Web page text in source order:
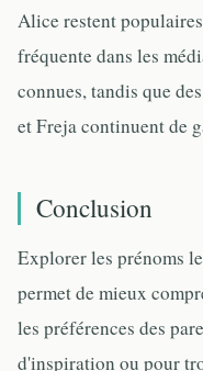
Alice restent
fréquente dans les
connues, tandis que
et Freja continuent de
Conclusion
Explorer les prénoms
permet de mieux
les préférences des
d'inspiration ou pour